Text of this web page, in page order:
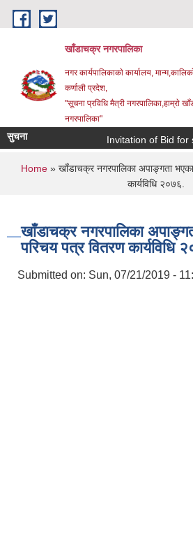
Skip to main content
खाँडाचक्र नगरपालिका
नगर कार्यपालिकाकाे कार्यालय,
क‍र्णाली प्रदेश,
"सूचना प्रविधि मैत्री नगरपालिका,हाम्राे
नगरपालिका"
सुचना Invitation of Bid for
You are here
Home » खाँडाचक्र नगरपालिका अपाङ्गता
कार्यविधि २०७६.
खाँडाचक्र नगरपालिका
परिचय पत्र वितरण कार्यविधि
Submitted on: Sun, 07/21/2019 -